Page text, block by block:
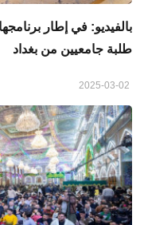
بالفيديو: في إطار
طلبة جامعيين من بغداد